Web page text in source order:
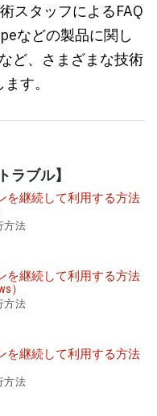
スタッフによるFAQ
などの製品に関し
ど、さまざまな技術
す。
ラブル】
を継続して利用する方法
方法
を継続して利用する方法
）
方法
を継続して利用する方法
方法